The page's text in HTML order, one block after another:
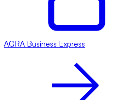
AGRA Business Express